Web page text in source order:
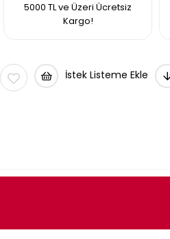
5000 TL ve Üzeri Ücretsiz
Kargo!
İstek Listeme Ekle